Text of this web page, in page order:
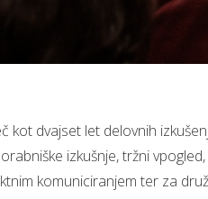
kot dvajset let delovnih
izkušnje, tržni
komuniciranjem ter za